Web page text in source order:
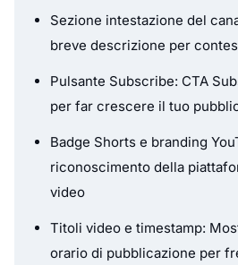
Sezione intestazione del
breve descrizione per
Pulsante Subscribe: CTA
per far crescere il tuo
Badge Shorts e branding
riconoscimento della
video
Titoli video e timestamp:
orario di pubblicazione per